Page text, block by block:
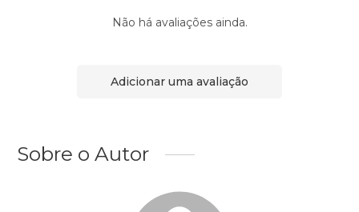
Não há avaliações ainda.
Adicionar uma avaliação
Sobre o Autor